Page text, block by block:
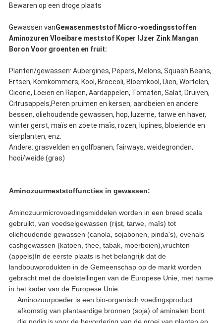
Bewaren op een droge plaats
Gewassen vanGewasenmeststof Micro-voedingsstoffen
Aminozuren Vloeibare meststof Koper IJzer Zink Mangan
Boron Voor groenten en fruit:
Planten/gewassen: Aubergines, Pepers, Melons, Squash Beans,
Ertsen, Komkommers, Kool, Broccoli, Bloemkool, Uien, Wortelen,
Cicorie, Loeien en Rapen, Aardappelen, Tomaten, Salat, Druiven,
Citrusappels,Peren pruimen en kersen, aardbeien en andere
bessen, oliehoudende gewassen, hop, luzerne, tarwe en haver,
winter gerst, maïs en zoete maïs, rozen, lupines, bloeiende en
sierplanten, enz.
Andere: grasvelden en golfbanen, fairways, weidegronden,
hooi/weide (gras)
Aminozuurmeststoffuncties in gewassen:
Aminozuurmicrovoedingsmiddelen worden in een breed scala
gebruikt, van voedselgewassen (rijst, tarwe, maïs) tot
oliehoudende gewassen (canola, sojabonen, pinda's), evenals
cashgewassen (katoen, thee, tabak, moerbeien),vruchten
(appels)In de eerste plaats is het belangrijk dat de
landbouwprodukten in de Gemeenschap op de markt worden
gebracht met de doelstellingen van de Europese Unie, met name
in het kader van de Europese Unie.
Aminozuurpoeder is een bio-organisch voedingsproduct
afkomstig van plantaardige bronnen (soja) of aminalen bont